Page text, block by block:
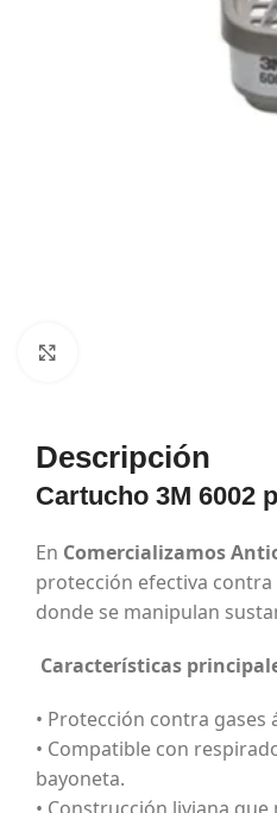
Descripción
Cartucho 3M 6002
En Comercializamos
protección efectiva contra
donde se manipulan
Características
• Protección contra
• Compatible con
bayoneta.